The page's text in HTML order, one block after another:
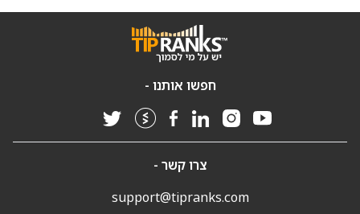
חפשו אותנו -
צרו קשר -
support@tipranks.com